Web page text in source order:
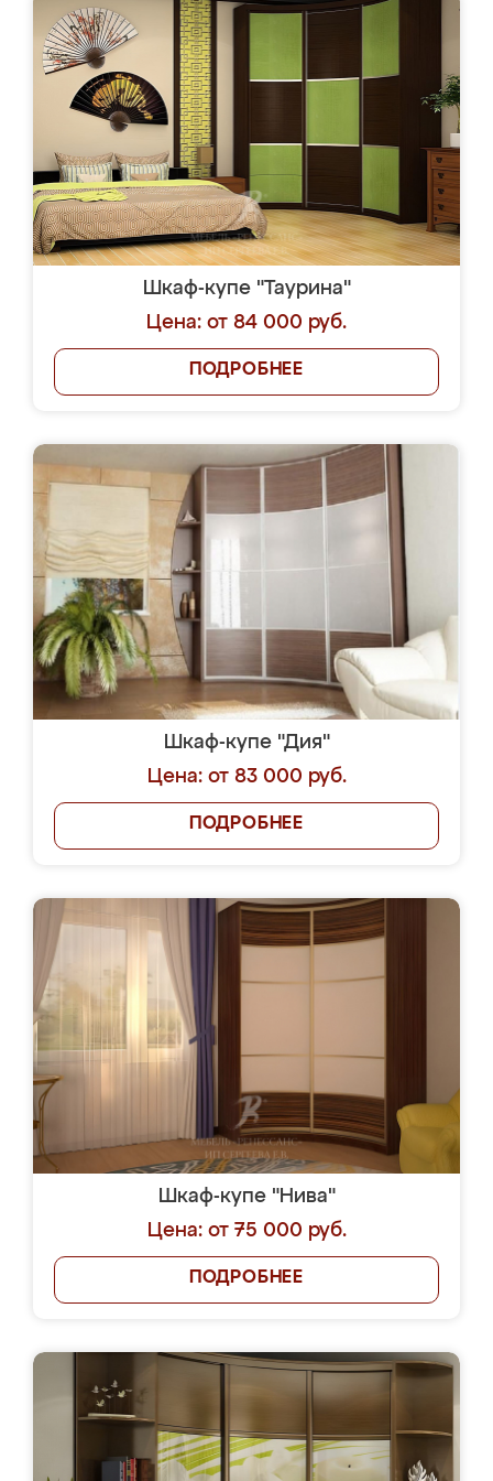
Шкаф-купе "Таурина"
Цена: от 84 000 руб.
ПОДРОБНЕЕ
Шкаф-купе "Дия"
Цена: от 83 000 руб.
ПОДРОБНЕЕ
Шкаф-купе "Нива"
Цена: от 75 000 руб.
ПОДРОБНЕЕ